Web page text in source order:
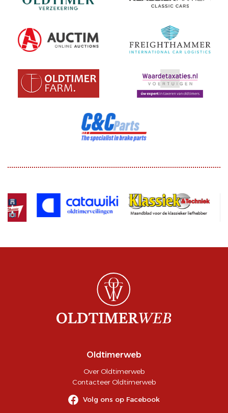
Oldtimerweb
Over Oldtimerweb
Contacteer Oldtimerweb
Volg ons op Facebook